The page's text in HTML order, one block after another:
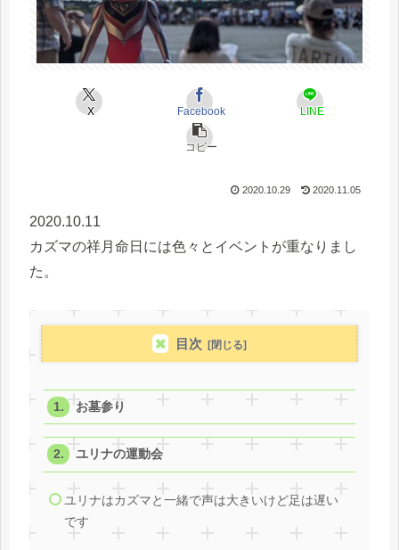
X Facebook LINE
コピー
2020.10.29 2020.11.05
2020.10.11
カズマの祥月命日には色々とイベントが重なりまし
た。
目次
お墓参り
ユリナの運動会
ユリナはカズマと一緒で声は大きいけど足は遅い
です